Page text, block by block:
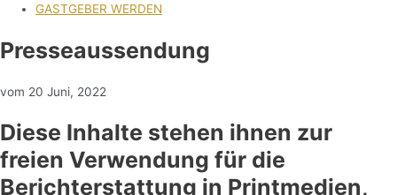
GASTGEBER WERDEN
Presseaussendung
vom 20 Juni, 2022
Diese Inhalte stehen ihnen zur
freien Verwendung für die
Berichterstattung in Printmedien,